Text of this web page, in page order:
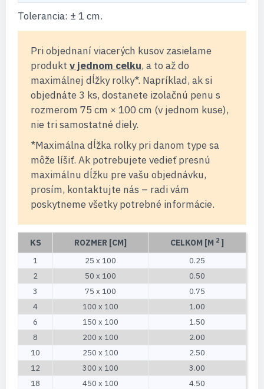
Tolerancia: ± 1 cm.
Pri objednaní viacerých kusov zasielame
produkt v jednom celku, a to až do
maximálnej dĺžky rolky*. Napríklad, ak si
objednáte 3 ks, dostanete izolačnú penu s
rozmerom 75 cm × 100 cm (v jednom kuse),
nie tri samostatné diely.
*Maximálna dĺžka rolky pri danom type sa
môže líšiť. Ak potrebujete vedieť presnú
maximálnu dĺžku pre vašu objednávku,
prosím, kontaktujte nás – radi vám
poskytneme všetky potrebné informácie.
KS ROZMER [CM] CELKOM [M 2 ]
1 25 x 100
0.25
2
50 x 100
0.50
3
75 x 100
0.75
4
100 x 100
1.00
6
150 x 100
1.50
8
200 x 100
2.00
10
250 x 100
2.50
12
300 x 100
3.00
18
450 x 100
4.50